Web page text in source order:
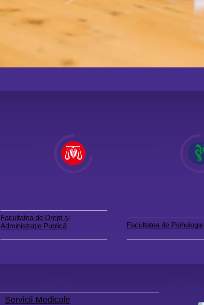
Facultatea de Drept şi
Administraţie Publică
Facultatea de Psihologie
Servicii Medicale